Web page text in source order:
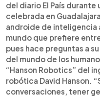
del diario El País
celebrada en
androide de inteligencia
mundo que prefiere
pues hace preguntas a
del mundo de los
“Hanson Robotics” del
robótica David Hanson.
conversaciones, tener